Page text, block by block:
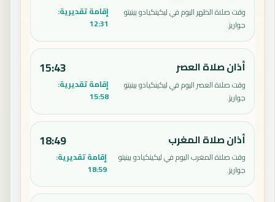
وقت صلاة الظهر اليوم في ليكينكيادو بينيتو
جواريز.
إقامة تقديرية:
12:31
أذان صلاة العصر
وقت صلاة العصر اليوم في ليكينكيادو بينيتو
جواريز.
15:43
إقامة تقديرية:
15:58
أذان صلاة المغرب
وقت صلاة المغرب اليوم في ليكينكيادو بينيتو
جواريز.
18:49
إقامة تقديرية:
18:59